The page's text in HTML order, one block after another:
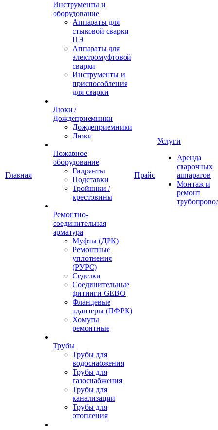
Главная
Инструменты и
оборудование
Аппараты для
стыковой сварки
ПЭ
Аппараты для
электромуфтовой
сварки
Инструменты и
приспособления
для сварки
Люки /
Дождеприемники
Дождеприемники
Люки
Пожарное
оборудование
Гидранты
Подставки
Тройники /
крестовины
Ремонтно-
соединительная
арматура
Муфты (ДРК)
Ремонтные
уплотнения
(РУРС)
Седелки
Соединительные
фитинги GEBO
Фланцевые
адаптеры (ПФРК)
Хомуты
ремонтные
Трубы
Трубы для
водоснабжения
Трубы для
газоснабжения
Трубы для
канализации
Трубы для
отопления
Прайс
Услуги
Аренда
сварочных
аппаратов
Монтаж и
ремонт